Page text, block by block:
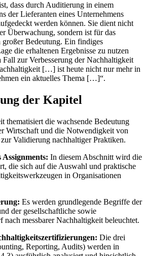
dass durch Auditierung in einem
der Lieferanten eines Unternehmens
werden können. Sie dient nicht
Überwachung, sondern ist für das
großer Bedeutung. Ein findiges
die erhaltenen Ergebnisse zu nutzen
Fall zur Verbesserung der Nachhaltigkeit
[…] ist heute nicht nur mehr in
ein aktuelles Thema […]“.
der Kapitel
thematisiert die wachsende Bedeutung
Wirtschaft und die Notwendigkeit von
Validierung nachhaltiger Praktiken.
In diesem Abschnitt wird die
die sich auf die Auswahl und praktische
in Organisationen
Es werden grundlegende Begriffe der
der gesellschaftliche sowie
nach messbarer Nachhaltigkeit beleuchtet.
Die drei
Reporting, Audits) werden in